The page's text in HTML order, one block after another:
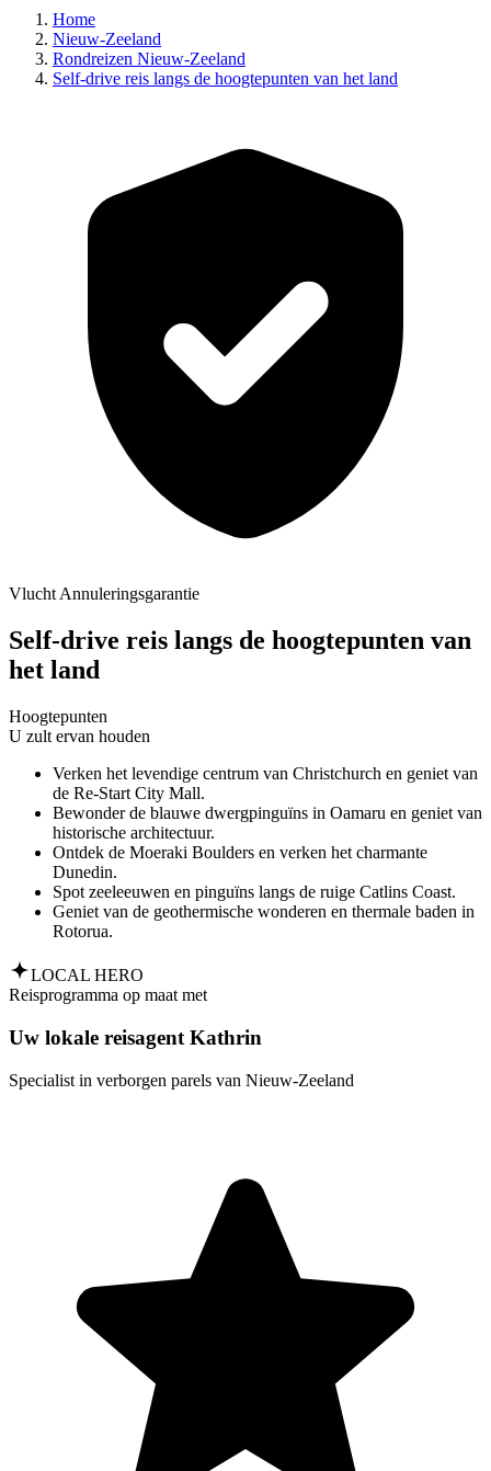
Home
Nieuw-Zeeland
Rondreizen Nieuw-Zeeland
Self-drive reis langs de hoogtepunten van het land
Vlucht Annuleringsgarantie
Self-drive reis langs de hoogtepunten van
het land
Hoogtepunten
U zult ervan houden
Verken het levendige centrum van Christchurch en geniet van
de Re-Start City Mall.
Bewonder de blauwe dwergpinguïns in Oamaru en geniet van
historische architectuur.
Ontdek de Moeraki Boulders en verken het charmante
Dunedin.
Spot zeeleeuwen en pinguïns langs de ruige Catlins Coast.
Geniet van de geothermische wonderen en thermale baden in
Rotorua.
LOCAL HERO
Reisprogramma op maat met
Uw lokale reisagent Kathrin
Specialist in verborgen parels van Nieuw‑Zeeland